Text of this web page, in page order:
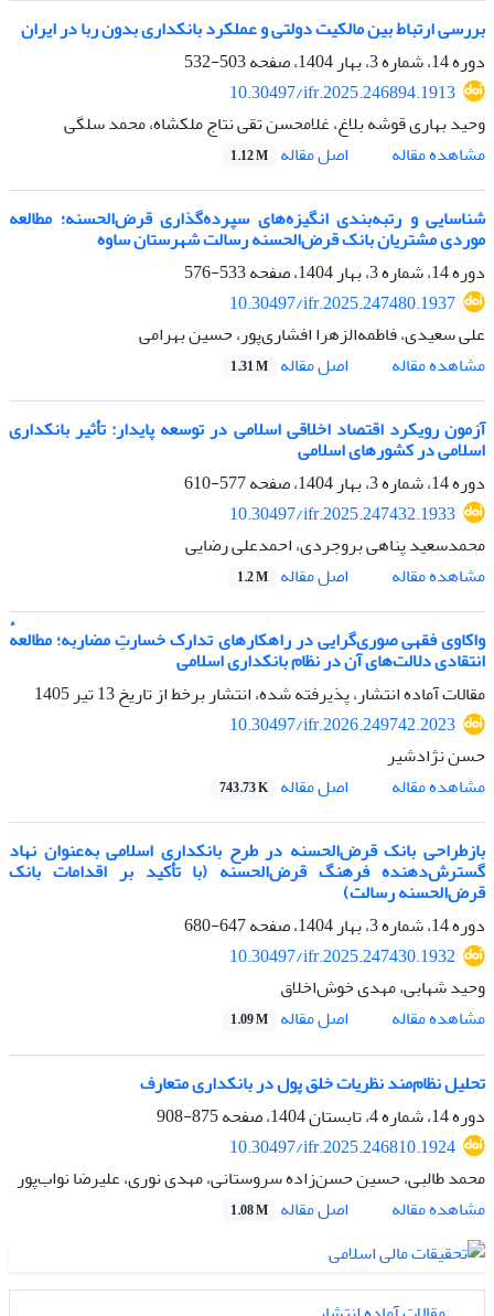
بررسی ارتباط بین مالکیت دولتی و عملکرد بانکداری بدون ربا در ایران
دوره 14، شماره 3، بهار 1404، صفحه
503-532
10.30497/ifr.2025.246894.1913
وحید بهاری قوشه بلاغ، غلامحسن تقی نتاج ملکشاه، محمد سلگی
مشاهده مقاله
اصل مقاله 1.12 M
شناسایی و رتبه‌بندی انگیزه‌های سپرده‌گذاری قرض‌الحسنه؛ مطالعه
موردی مشتریان بانک قرض‌الحسنه رسالت شهرستان ساوه
دوره 14، شماره 3، بهار 1404، صفحه
533-576
10.30497/ifr.2025.247480.1937
علی سعیدی، فاطمه‌الزهرا افشاری‌پور، حسین بهرامی
مشاهده مقاله
اصل مقاله 1.31 M
آزمون رویکرد اقتصاد اخلاقی اسلامی در توسعه پایدار: تأثیر بانکداری
اسلامی در کشورهای اسلامی
دوره 14، شماره 3، بهار 1404، صفحه
577-610
10.30497/ifr.2025.247432.1933
محمدسعید پناهی بروجردی، احمدعلی رضایی
مشاهده مقاله
اصل مقاله 1.2 M
واکاوی فقهی صوری‌گرایی در راهکارهای تدارک خسارتِ مضاربه؛ مطالعهٔ
انتقادی دلالت‌های آن در نظام بانکداری اسلامی
مقالات آماده انتشار، پذیرفته شده، انتشار برخط از تاریخ13 تیر 1405
10.30497/ifr.2026.249742.2023
حسن نژادشیر
مشاهده مقاله
اصل مقاله 743.73 K
بازطراحی بانک قرض‌الحسنه در طرح بانکداری اسلامی به‌عنوان نهاد
گسترش‌دهنده فرهنگ قرض‌الحسنه (با تأکید بر اقدامات بانک
قرض‌الحسنه رسالت)
دوره 14، شماره 3، بهار 1404، صفحه
647-680
10.30497/ifr.2025.247430.1932
وحید شهابی، مهدی خوش‌اخلاق
مشاهده مقاله
اصل مقاله 1.09 M
تحلیل نظام‌مند نظریات خلق پول در بانکداری متعارف
دوره 14، شماره 4، تابستان 1404، صفحه
875-908
10.30497/ifr.2025.246810.1924
محمد طالبی، حسین حسن‌زاده سروستانی، مهدی نوری، علیرضا نواب‌پور
مشاهده مقاله
اصل مقاله 1.08 M